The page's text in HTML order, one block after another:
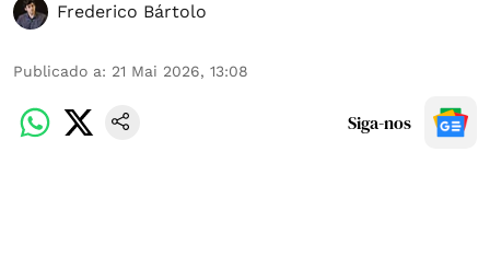
Frederico Bártolo
Publicado a: 21 Mai 2026, 13:08
Siga-nos